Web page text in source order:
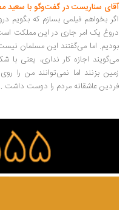
سناریست در گفت‌وگو با سعید مطلبی
بخواهم فیلمی بسازم که بگویم دروغ
یک امر جاری در این مملکت است.
اما می‌گفتند این مسلمان نیست...
اجازه کار نداری، یعنی با شکنجه
بزنند اما نمی‌توانند من را روی
عاشقانه مردم را دوست داشت ...